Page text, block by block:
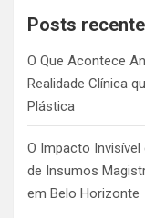
c
Posts
O Que Acontece
Realidade Clínica
Plástica
O Impacto
de Insumos
em Belo Horizonte